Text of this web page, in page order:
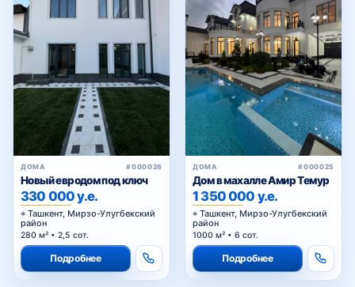
ДОМА #000026
Новый евродом под ключ
330 000 у.е.
Ташкент, Мирзо-Улугбекский
район
280 м² • 2,5 сот.
Подробнее
ДОМА #000025
Дом в махалле Амир Темур
1 350 000 у.е.
Ташкент, Мирзо-Улугбекский
район
1000 м² • 6 сот.
Подробнее